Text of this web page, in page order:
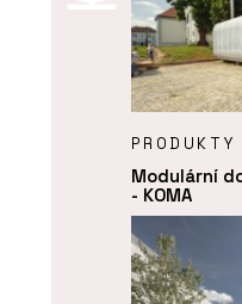
PRODUKTY
Modulární
- KOMA